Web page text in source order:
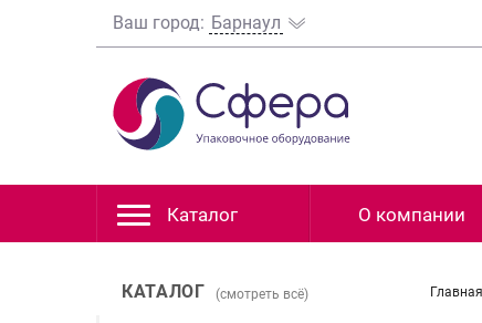
Ваш город: Барнаул
Каталог О компании
КАТАЛОГ (смотреть всё) Главная